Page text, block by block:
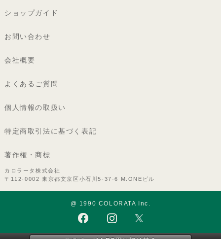
ショップガイド
お問い合わせ
会社概要
よくあるご質問
個人情報の取扱い
特定商取引法に基づく表記
著作権・商標
カロラータ株式会社
〒112-0002 東京都文京区小石川5-37-6 M.ONEビル
@ 1990 COLORATA Inc.